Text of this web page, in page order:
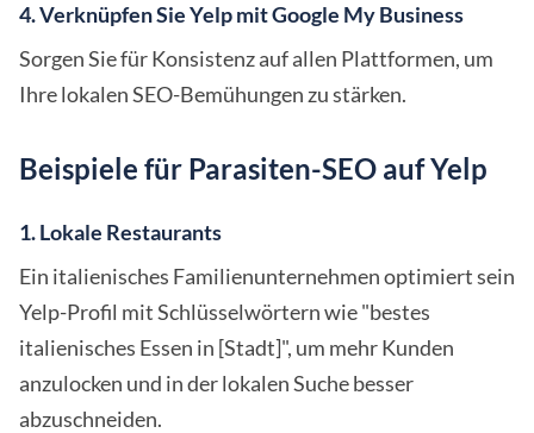
4. Verknüpfen Sie Yelp mit Google My Business
Sorgen Sie für Konsistenz auf allen Plattformen, um
Ihre lokalen SEO-Bemühungen zu stärken.
Beispiele für Parasiten-SEO auf Yelp
1. Lokale Restaurants
Ein italienisches Familienunternehmen optimiert sein
Yelp-Profil mit Schlüsselwörtern wie "bestes
italienisches Essen in [Stadt]", um mehr Kunden
anzulocken und in der lokalen Suche besser
abzuschneiden.